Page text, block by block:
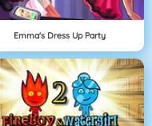
Emma's Dress Up Party